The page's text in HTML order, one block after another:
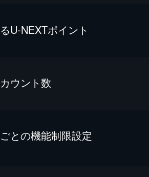
U-NEXTポイント
ウント数
との機能制限設定